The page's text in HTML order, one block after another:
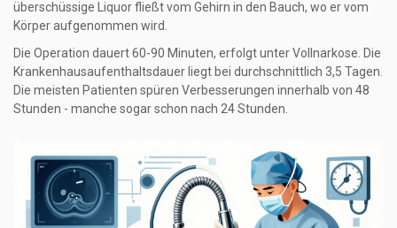
überschüssige Liquor fließt vom Gehirn in den Bauch, wo er vom
Körper aufgenommen wird.
Die Operation dauert 60-90 Minuten, erfolgt unter Vollnarkose. Die
Krankenhausaufenthaltsdauer liegt bei durchschnittlich 3,5 Tagen.
Die meisten Patienten spüren Verbesserungen innerhalb von 48
Stunden - manche sogar schon nach 24 Stunden.